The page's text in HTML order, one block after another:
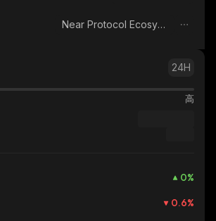
Near Protocol Ecosystem
24H
高
0%
0.6%